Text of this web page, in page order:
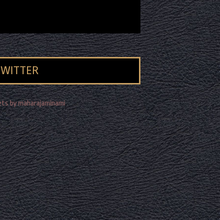
by maharajaminami